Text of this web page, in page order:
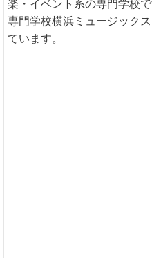
楽・イベント系の専門学校で
専門学校横浜ミュージック
ています。